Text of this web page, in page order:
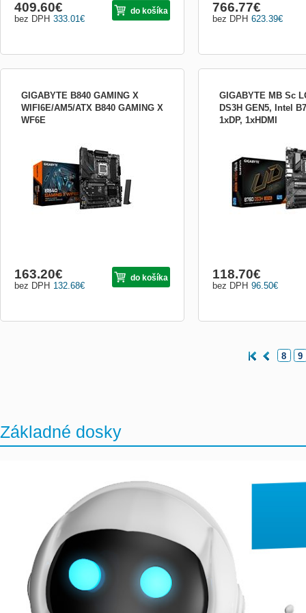
333.01€
bez DPH
409.60€ do košíka
623.39€
bez DPH
766.77€
GIGABYTE B840 GAMING X
WIFI6E/AM5/ATX B840 GAMING X
WF6E
Plus/Click *WIFI EZ-Plug Chipset: AMD
B840 Rozměrový formát: ATX
(305x244mm) Podpora pro procesory:
AMD Ryzen™ řady 9000/8000/7000
Patice procesoru: AM5 Paměť: *4x DIMM
patice podpor...
132.68€
bez DPH
163.20€ do košíka
GIGABYTE MB Sc
DS3H GEN5, Intel
1xDP, 1xHDMI
pamäťového
RAID:0, 1, 5, 10; PCI
96.50€
bez DPH
118.70€
8 9
Základné dosky